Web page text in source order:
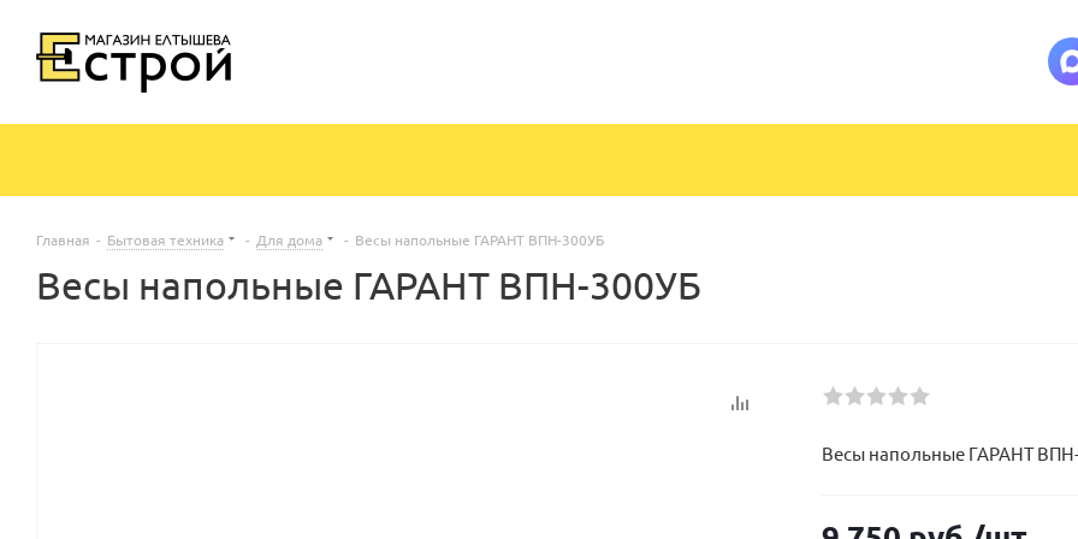
Главная - Бытовая техника - Для дома - Весы напольные ГАРАНТ ВПН-300УБ
Весы напольные ГАРАНТ ВПН-300УБ
Весы напольные ГАРАНТ